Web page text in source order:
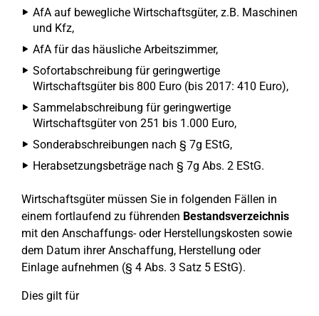
AfA auf bewegliche Wirtschaftsgüter, z.B. Maschinen
und Kfz,
AfA für das häusliche Arbeitszimmer,
Sofortabschreibung für geringwertige
Wirtschaftsgüter bis 800 Euro (bis 2017: 410 Euro),
Sammelabschreibung für geringwertige
Wirtschaftsgüter von 251 bis 1.000 Euro,
Sonderabschreibungen nach § 7g EStG,
Herabsetzungsbeträge nach § 7g Abs. 2 EStG.
Wirtschaftsgüter müssen Sie in folgenden Fällen in
einem fortlaufend zu führenden Bestandsverzeichnis
mit den Anschaffungs- oder Herstellungskosten sowie
dem Datum ihrer Anschaffung, Herstellung oder
Einlage aufnehmen (§ 4 Abs. 3 Satz 5 EStG).
Dies gilt für